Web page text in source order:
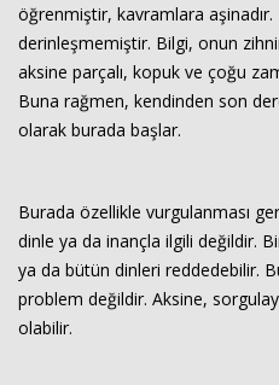
öğrenmiştir, kavramlara
derinleşmemiştir. Bilgi, onun
aksine parçalı, kopuk ve çoğu
Buna rağmen, kendinden son
olarak burada başlar.
Burada özellikle vurgulanması
dinle ya da inançla ilgili değildir.
ya da bütün dinleri reddedebilir.
problem değildir. Aksine,
olabilir.